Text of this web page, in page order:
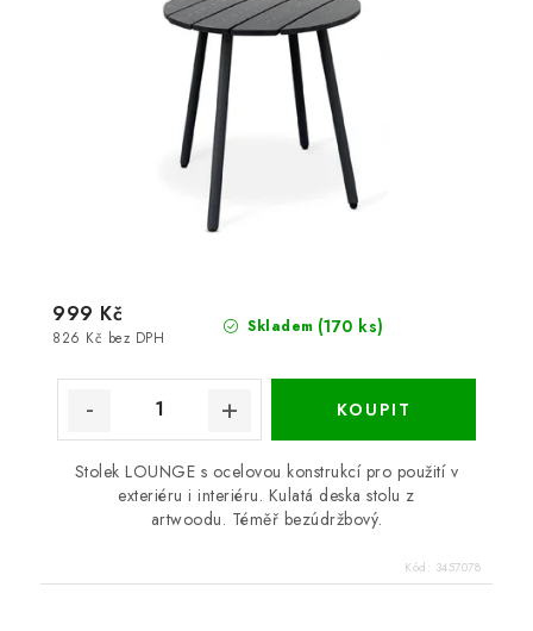
Skladem (170 ks)
826 Kč bez DPH
999 Kč
Stolek LOUNGE s ocelovou konstrukcí pro použití v
exteriéru i interiéru. Kulatá deska stolu z
artwoodu. Téměř bezúdržbový.
Kód: 3457078